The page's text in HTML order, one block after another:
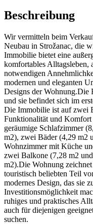
Beschreibung
Wir vermitteln beim
Neubau in Strožanac, die
Immobilie bietet eine
komfortables Alltagsleben,
notwendigen
modernen und eleganten
Designs der Wohnung.Die
und sie befindet sich im
Die Immobilie ist auf zwei
Funktionalität und Komfort
geräumige Schlafzimmer
m2), zwei Bäder (4,29 m2
Wohnzimmer mit Küche
zwei Balkone (7,28 m2
m2).Die Wohnung
touristisch beliebten Teil
modernes Design, das sie
Investitionsmöglichkeit
ruhiges und praktisches
auch für diejenigen
suchen.